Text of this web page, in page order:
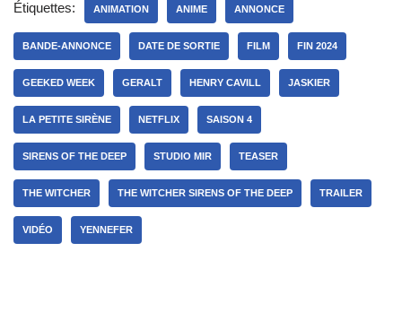
Étiquettes: ANIMATION ANIME ANNONCE
BANDE-ANNONCE DATE DE SORTIE FILM FIN 2024
GEEKED WEEK GERALT HENRY CAVILL JASKIER
LA PETITE SIRÈNE NETFLIX SAISON 4
SIRENS OF THE DEEP STUDIO MIR TEASER
THE WITCHER THE WITCHER SIRENS OF THE DEEP TRAILER
VIDÉO YENNEFER